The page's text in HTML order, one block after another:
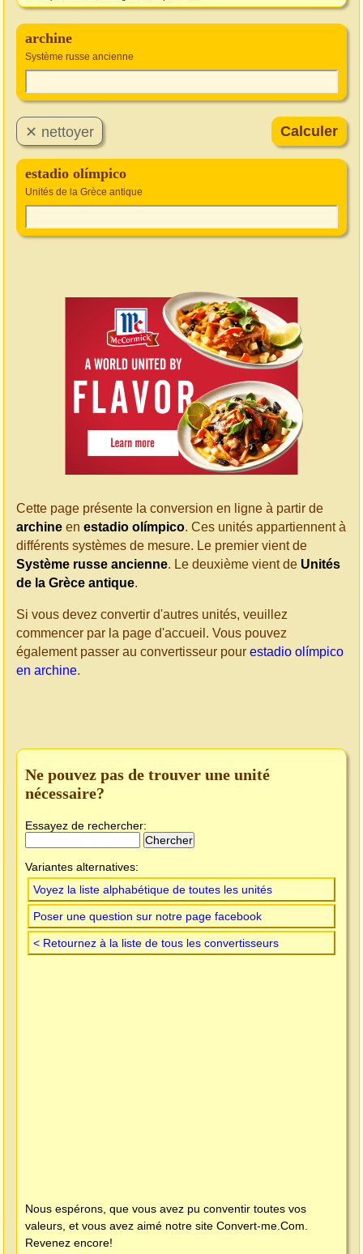
archine
Système russe ancienne
estadio olímpico
Unités de la Grèce antique
Cette page présente la conversion en ligne à partir de
archine en estadio olímpico. Ces unités appartiennent à
différents systèmes de mesure. Le premier vient de
Système russe ancienne. Le deuxième vient de Unités
de la Grèce antique.
Si vous devez convertir d'autres unités, veuillez
commencer par la page d'accueil. Vous pouvez
également passer au convertisseur pour estadio olímpico
en archine.
Ne pouvez pas de trouver une unité
nécessaire?
Essayez de rechercher:
Variantes alternatives:
Voyez la liste alphabétique de toutes les unités
Poser une question sur notre page facebook
< Retournez à la liste de tous les convertisseurs
Nous espérons, que vous avez pu conventir toutes vos
valeurs, et vous avez aimé notre site Convert-me.Com
Revenez encore!